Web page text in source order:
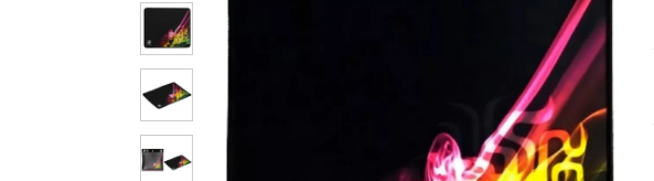
Relógios e
Smartwatch
Diversos
Ring Light